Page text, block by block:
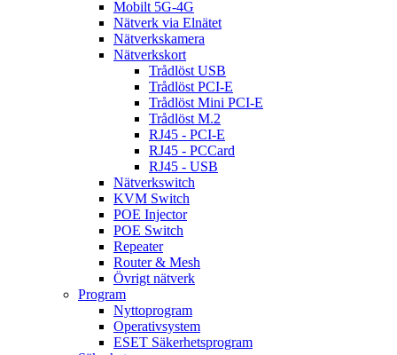
Mobilt 5G-4G
Nätverk via Elnätet
Nätverkskamera
Nätverkskort
Trådlöst USB
Trådlöst PCI-E
Trådlöst Mini PCI-E
Trådlöst M.2
RJ45 - PCI-E
RJ45 - PCCard
RJ45 - USB
Nätverkswitch
KVM Switch
POE Injector
POE Switch
Repeater
Router & Mesh
Övrigt nätverk
Program
Nyttoprogram
Operativsystem
ESET Säkerhetsprogram